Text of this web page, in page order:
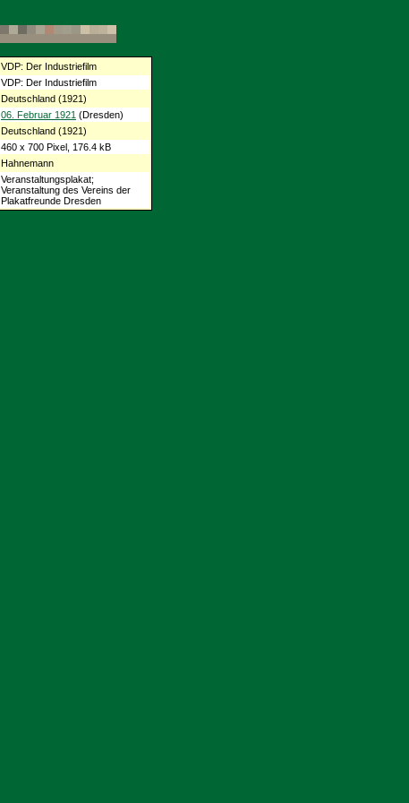
VDP: Der Industriefilm
VDP: Der Industriefilm
Deutschland (1921)
06. Februar 1921 (Dresden)
Deutschland (1921)
460 x 700 Pixel, 176.4 kB
Hahnemann
Veranstaltungsplakat;
Veranstaltung des Vereins der
Plakatfreunde Dresden